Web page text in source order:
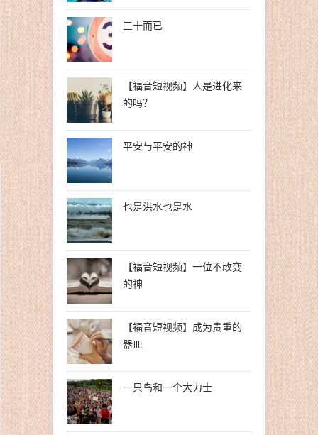
三十而已
【福音短视频】人是进化来
的吗？
平安与平安的神
也是洪水也是水
【福音短视频】一位不改变
的神
【福音短视频】成为贵重的
器皿
一只鸟和一个大力士